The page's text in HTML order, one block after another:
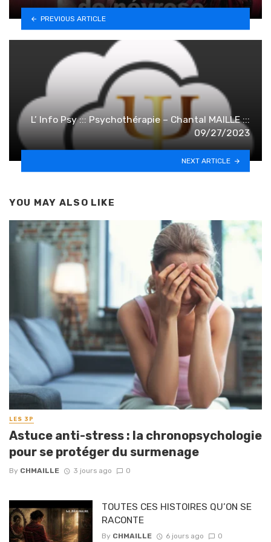
PREVIOUS ARTICLE
L’ Info Psy ::: Psychothérapie – Chantal MAILLE :::
09/27/2023
NEXT ARTICLE
YOU MAY ALSO LIKE
LES 3P
Astuce anti-stress : la chronopsychologie
pour se protéger du surmenage
By CHMAILLE 3 jours ago 0
TOUTES CES HISTOIRES QU’ON SE
RACONTE
By CHMAILLE 6 jours ago 0